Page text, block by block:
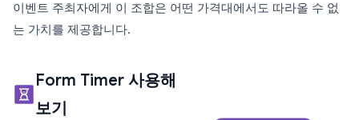
이벤트 주최자에게 이 조합은 어떤 가격대에서도 따라올 수 없
는 가치를 제공합니다.
Form Timer 사용해
보기